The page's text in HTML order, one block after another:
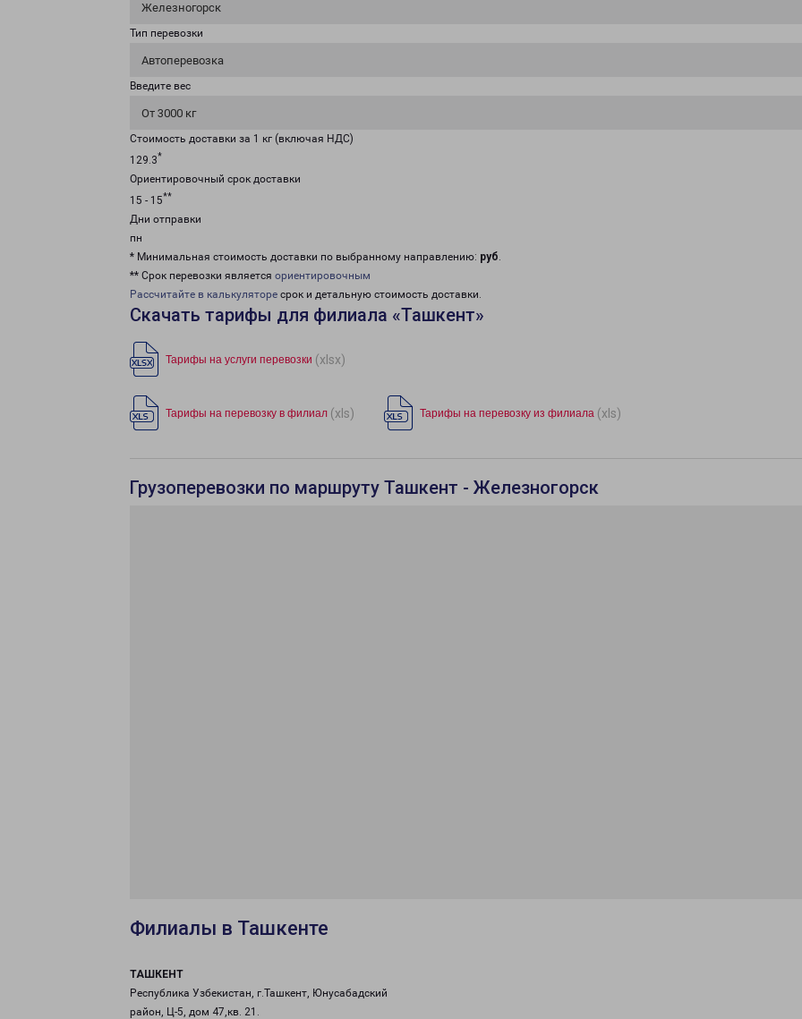
Железногорск
Тип перевозки
Автоперевозка
Введите вес
От 3000 кг
Стоимость доставки за 1 кг (включая НДС)
129.3*
Ориентировочный срок доставки
15 - 15**
Дни отправки
пн
* Минимальная стоимость доставки по выбранному направлению: руб.
** Срок перевозки является ориентировочным
Рассчитайте в калькуляторе срок и детальную стоимость доставки.
Скачать тарифы для филиала «Ташкент»
Тарифы на услуги перевозки (xlsx)
Тарифы на перевозку в филиал (xls) Тарифы на перевозку из филиала (xls)
Грузоперевозки по маршруту Ташкент - Железногорск
Филиалы в Ташкенте
ТАШКЕНТ
Республика Узбекистан, г.Ташкент, Юнусабадский
район, Ц-5, дом 47,кв. 21.